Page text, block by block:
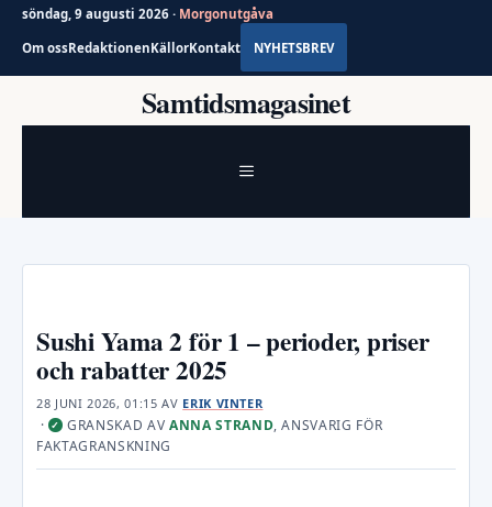
söndag, 9 augusti 2026 · Morgonutgåva
Om ossRedaktionenKällorKontakt NYHETSBREV
Samtidsmagasinet
MENY
Sushi Yama 2 för 1 – perioder, priser
och rabatter 2025
28 JUNI 2026, 01:15 AV ERIK VINTER
· ✓ GRANSKAD AV ANNA STRAND, ANSVARIG FÖR
FAKTAGRANSKNING